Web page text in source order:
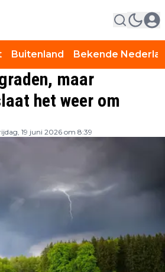
Buitenland Bekende
maar
het weer om
19 juni 2026 om 8:39